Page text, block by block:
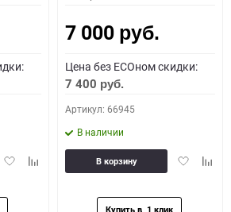
ДобавитьДобавить
7 000 руб.
Цена без ECOном скидки:
7 400 руб.
Артикул: 66945
В наличии
Добавить
В корзину